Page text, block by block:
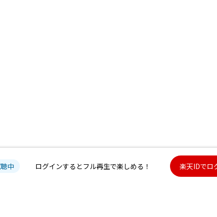
中 ログインするとフル再生で楽しめる！ 楽天IDでロ